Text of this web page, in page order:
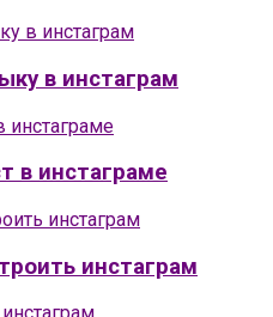
в инстаграм
в инстаграме
инстаграм